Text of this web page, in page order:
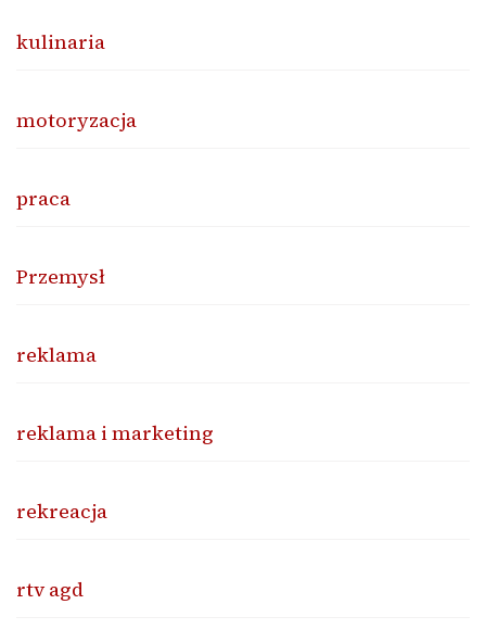
kulinaria
motoryzacja
praca
Przemysł
reklama
reklama i marketing
rekreacja
rtv agd